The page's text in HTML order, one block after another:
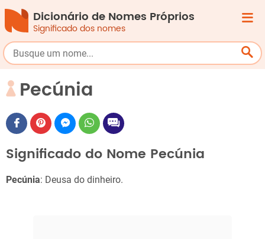
Dicionário de Nomes Próprios
Significado dos nomes
Pecúnia
Significado do Nome Pecúnia
Pecúnia: Deusa do dinheiro.